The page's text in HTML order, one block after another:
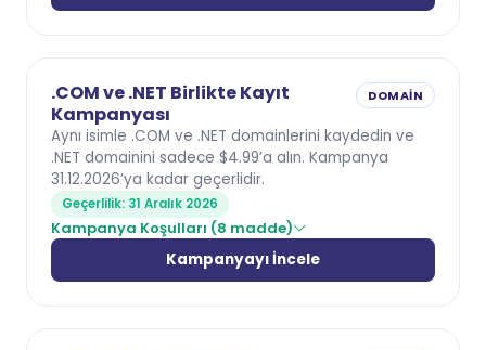
.COM ve .NET Birlikte Kayıt
Kampanyası
DOMAIN
Aynı isimle .COM ve .NET domainlerini kaydedin ve
.NET domainini sadece $4.99’a alın. Kampanya
31.12.2026’ya kadar geçerlidir.
Geçerlilik: 31 Aralık 2026
Kampanya Koşulları (8 madde)
Kampanyayı İncele